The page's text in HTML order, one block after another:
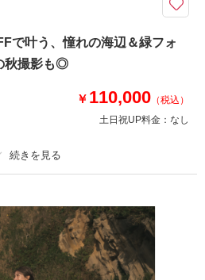
で叶う、憧れの海辺＆緑フォ
秋撮影も◎
￥ 110,000 （税込）
土日祝UP料金： なし
新婦衣装1着 新郎衣装1着
ヘアメイク 小物一式
ータ 100 カット 台紙付写真